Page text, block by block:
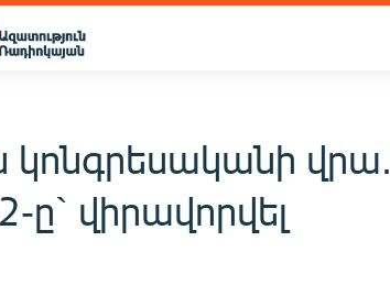
կոնգրեսականի վրա.
ը` վիրավորվել